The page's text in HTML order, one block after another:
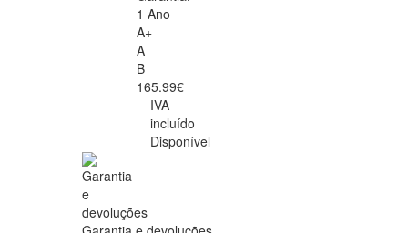
1 Ano
A+
A
B
165.99€
IVA
incluído
Disponível